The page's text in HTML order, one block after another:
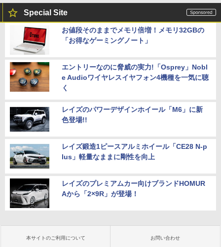
Special Site
お値段そのままでメモリ倍増！メモリ32GBの
「お得なゲーミングノート」
エントリーなのに脅威の実力!「Osprey」Nobl
e Audioワイヤレスイヤフォン4機種を一気に聴
く
レイズのパワーデザインホイール「M6」に新
色登場!!
レイズ鍛造1ピースアルミホイール「CE28 N-p
lus」軽量なままに剛性を向上
レイズのプレミアムカー向けブランドHOMUR
Aから「2×9R」が登場！
本サイトのご利用について お問い合わせ